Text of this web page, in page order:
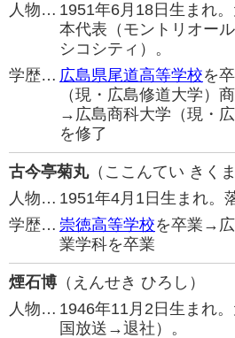
人物… 1951年6月18日生まれ
本代表（モントリオー
シコシティ）。
学歴… 広島県尾道高等学校を
（現・広島修道大学）
→広島商科大学（現・
を修了
古今亭菊丸（ここんてい きくま
人物… 1951年4月1日生まれ。
学歴… 崇徳高等学校を卒業→
業学科を卒業
煙石博 （えんせき ひろし）
人物… 1946年11月2日生まれ
国放送→退社）。